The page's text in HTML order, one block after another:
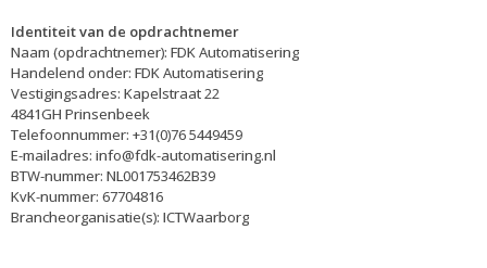
Identiteit van de opdrachtnemer
Naam (opdrachtnemer): FDK Automatisering
Handelend onder: FDK Automatisering
Vestigingsadres: Kapelstraat 22
4841GH Prinsenbeek
Telefoonnummer: +31(0)76 5449459
E-mailadres: info@fdk-automatisering.nl
BTW-nummer: NL001753462B39
KvK-nummer: 67704816
Brancheorganisatie(s): ICTWaarborg